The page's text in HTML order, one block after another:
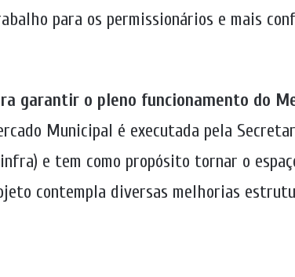
para os permissionários e mais
garantir o pleno funcionamento do
Municipal é executada pela
e tem como propósito tornar o
contempla diversas melhorias